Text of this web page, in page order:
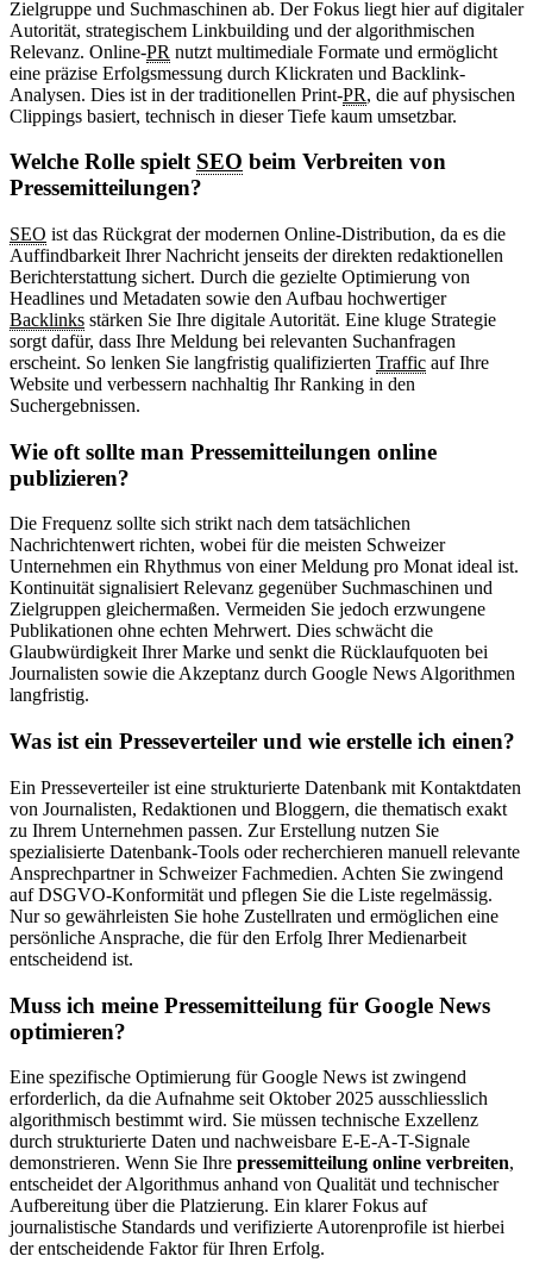
Zielgruppe und Suchmaschinen ab. Der Fokus liegt hier auf digitaler
Autorität, strategischem Linkbuilding und der algorithmischen
Relevanz. Online-PR nutzt multimediale Formate und ermöglicht
eine präzise Erfolgsmessung durch Klickraten und Backlink-
Analysen. Dies ist in der traditionellen Print-PR, die auf physischen
Clippings basiert, technisch in dieser Tiefe kaum umsetzbar.
Welche Rolle spielt SEO beim Verbreiten von
Pressemitteilungen?
SEO ist das Rückgrat der modernen Online-Distribution, da es die
Auffindbarkeit Ihrer Nachricht jenseits der direkten redaktionellen
Berichterstattung sichert. Durch die gezielte Optimierung von
Headlines und Metadaten sowie den Aufbau hochwertiger
Backlinks stärken Sie Ihre digitale Autorität. Eine kluge Strategie
sorgt dafür, dass Ihre Meldung bei relevanten Suchanfragen
erscheint. So lenken Sie langfristig qualifizierten Traffic auf Ihre
Website und verbessern nachhaltig Ihr Ranking in den
Suchergebnissen.
Wie oft sollte man Pressemitteilungen online
publizieren?
Die Frequenz sollte sich strikt nach dem tatsächlichen
Nachrichtenwert richten, wobei für die meisten Schweizer
Unternehmen ein Rhythmus von einer Meldung pro Monat ideal ist.
Kontinuität signalisiert Relevanz gegenüber Suchmaschinen und
Zielgruppen gleichermaßen. Vermeiden Sie jedoch erzwungene
Publikationen ohne echten Mehrwert. Dies schwächt die
Glaubwürdigkeit Ihrer Marke und senkt die Rücklaufquoten bei
Journalisten sowie die Akzeptanz durch Google News Algorithmen
langfristig.
Was ist ein Presseverteiler und wie erstelle ich einen?
Ein Presseverteiler ist eine strukturierte Datenbank mit Kontaktdaten
von Journalisten, Redaktionen und Bloggern, die thematisch exakt
zu Ihrem Unternehmen passen. Zur Erstellung nutzen Sie
spezialisierte Datenbank-Tools oder recherchieren manuell relevante
Ansprechpartner in Schweizer Fachmedien. Achten Sie zwingend
auf DSGVO-Konformität und pflegen Sie die Liste regelmässig.
Nur so gewährleisten Sie hohe Zustellraten und ermöglichen eine
persönliche Ansprache, die für den Erfolg Ihrer Medienarbeit
entscheidend ist.
Muss ich meine Pressemitteilung für Google News
optimieren?
Eine spezifische Optimierung für Google News ist zwingend
erforderlich, da die Aufnahme seit Oktober 2025 ausschliesslich
algorithmisch bestimmt wird. Sie müssen technische Exzellenz
durch strukturierte Daten und nachweisbare E-E-A-T-Signale
demonstrieren. Wenn Sie Ihre pressemitteilung online verbreiten,
entscheidet der Algorithmus anhand von Qualität und technischer
Aufbereitung über die Platzierung. Ein klarer Fokus auf
journalistische Standards und verifizierte Autorenprofile ist hierbei
der entscheidende Faktor für Ihren Erfolg.